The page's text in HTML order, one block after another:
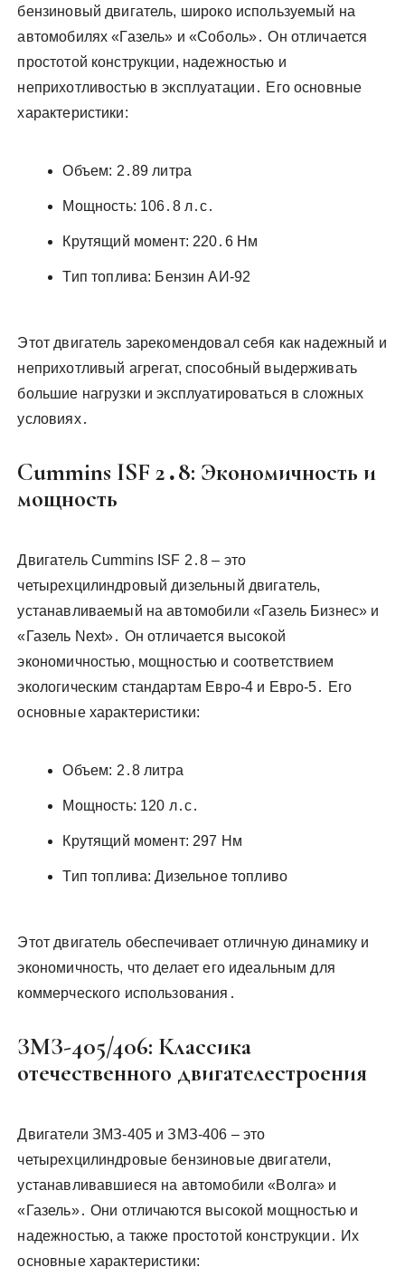
бензиновый двигатель, широко используемый на
автомобилях «Газель» и «Соболь»․ Он отличается
простотой конструкции, надежностью и
неприхотливостью в эксплуатации․ Его основные
характеристики:
Объем: 2․89 литра
Мощность: 106․8 л․с․
Крутящий момент: 220․6 Нм
Тип топлива: Бензин АИ-92
Этот двигатель зарекомендовал себя как надежный и
неприхотливый агрегат, способный выдерживать
большие нагрузки и эксплуатироваться в сложных
условиях․
Cummins ISF 2․8: Экономичность и
мощность
Двигатель Cummins ISF 2․8 – это
четырехцилиндровый дизельный двигатель,
устанавливаемый на автомобили «Газель Бизнес» и
«Газель Next»․ Он отличается высокой
экономичностью, мощностью и соответствием
экологическим стандартам Евро-4 и Евро-5․ Его
основные характеристики:
Объем: 2․8 литра
Мощность: 120 л․с․
Крутящий момент: 297 Нм
Тип топлива: Дизельное топливо
Этот двигатель обеспечивает отличную динамику и
экономичность, что делает его идеальным для
коммерческого использования․
ЗМЗ-405/406: Классика
отечественного двигателестроения
Двигатели ЗМЗ-405 и ЗМЗ-406 – это
четырехцилиндровые бензиновые двигатели,
устанавливавшиеся на автомобили «Волга» и
«Газель»․ Они отличаются высокой мощностью и
надежностью, а также простотой конструкции․ Их
основные характеристики: